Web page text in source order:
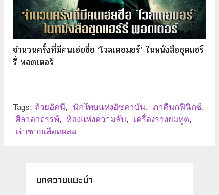
จำนวนครั้งที่มีคนเอ่ยชื่อ ‘โวลเดอมอร์’ ในหนังสือชุดแฮร์
รี่ พอตเตอร์
Tags: ถ้วยอัคนี, นักโทษแห่งอัซคาบัน, ภาคีนกฟีนิกซ์,
ศิลาอาถรรพ์, ห้องแห่งความลับ, เครื่องรางยมทูต,
เจ้าชายเลือดผสม
บทความแนะนำ